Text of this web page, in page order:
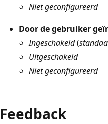
Niet geconfigureerd
Door de gebruiker
Ingeschakeld(
Uitgeschakeld
Niet geconfigureerd
Feedback